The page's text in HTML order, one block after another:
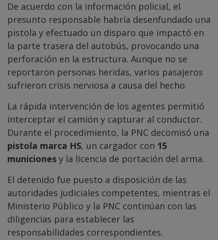
De acuerdo con la información policial, el
presunto responsable habría desenfundado una
pistola y efectuado un disparo que impactó en
la parte trasera del autobús, provocando una
perforación en la estructura. Aunque no se
reportaron personas heridas, varios pasajeros
sufrieron crisis nerviosa a causa del hecho.
La rápida intervención de los agentes permitió
interceptar el camión y capturar al conductor.
Durante el procedimiento, la PNC decomisó una
pistola marca HS, un cargador con 15
municiones y la licencia de portación del arma.
El detenido fue puesto a disposición de las
autoridades judiciales competentes, mientras el
Ministerio Público y la PNC continúan con las
diligencias para establecer las
responsabilidades correspondientes.